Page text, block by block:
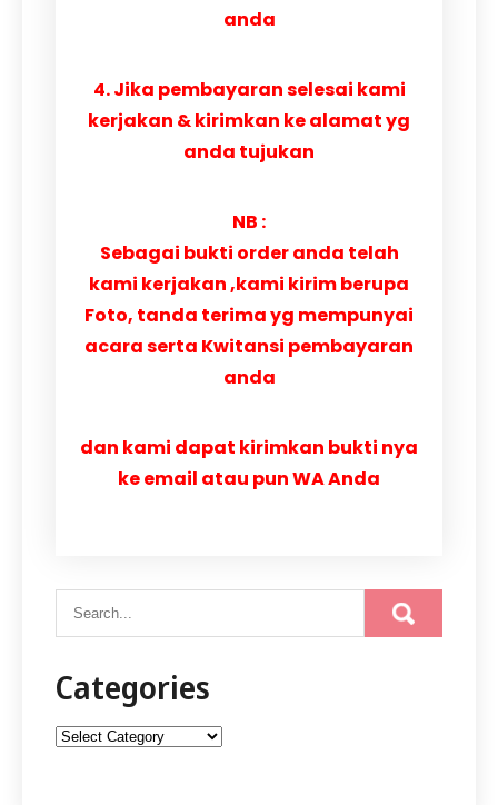
anda
4. Jika pembayaran selesai kami
kerjakan & kirimkan ke alamat yg
anda tujukan
NB :
Sebagai bukti order anda telah
kami kerjakan ,kami kirim berupa
Foto, tanda terima yg mempunyai
acara serta Kwitansi pembayaran
anda
dan kami dapat kirimkan bukti nya
ke email atau pun WA Anda
Categories
Categories